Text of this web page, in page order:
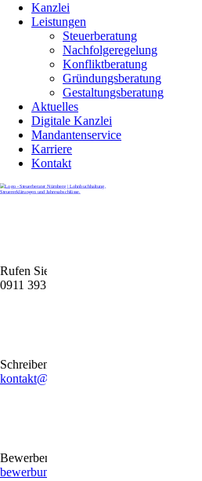
Kanzlei
Leistungen
Steuerberatung
Nachfolgeregelung
Konfliktberatung
Gründungsberatung
Gestaltungsberatung
Aktuelles
Digitale Kanzlei
Mandantenservice
Karriere
Kontakt
Rufen Sie uns gerne an
0911 39372790
Schreiben Sie uns gerne eine E-Mail
kontakt@stb-becker-zeiler.de
Bewerben Sie sich online oder per E-Mail
bewerbung@stb-becker-zeiler.de